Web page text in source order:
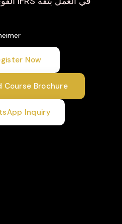
Now
Course Brochure
Inquiry